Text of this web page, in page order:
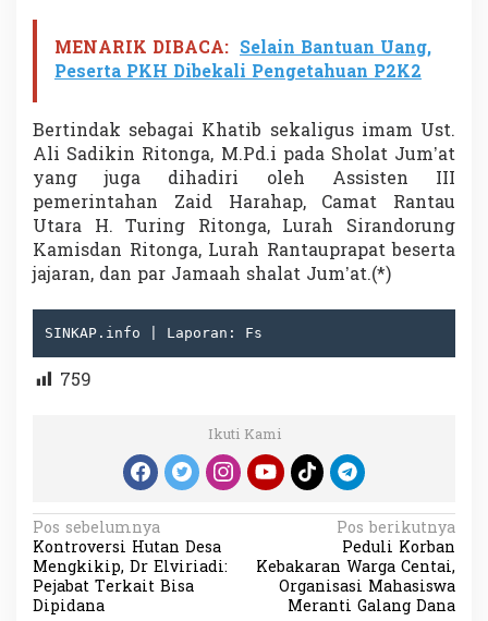
a
s
a
a
h
MENARIK DIBACA: Selain Bantuan Uang,
Peserta PKH Dibekali Pengetahuan P2K2
Bertindak sebagai Khatib sekaligus imam Ust.
Ali Sadikin Ritonga, M.Pd.i pada Sholat Jum’at
yang juga dihadiri oleh Assisten III
pemerintahan Zaid Harahap, Camat Rantau
Utara H. Turing Ritonga, Lurah Sirandorung
Kamisdan Ritonga, Lurah Rantauprapat beserta
jajaran, dan par Jamaah shalat Jum’at.(*)
SINKAP.info | Laporan: Fs
759
Ikuti Kami
N
a
v
Pos sebelumnya
Kontroversi Hutan Desa
Mengkikip, Dr Elviriadi:
Pejabat Terkait Bisa
Dipidana
Pos berikutnya
Peduli Korban
Kebakaran Warga Centai,
Organisasi Mahasiswa
Meranti Galang Dana